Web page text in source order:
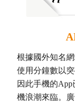
根據國外知名
使用分鐘數以
因此手機的
機浪潮來臨。